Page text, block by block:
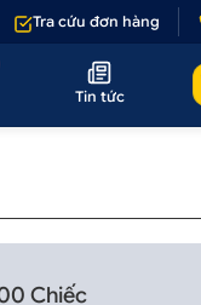
hoặc không đúng hình ảnh
Tra cứu đơn hàng
Tin tức
Chiếc